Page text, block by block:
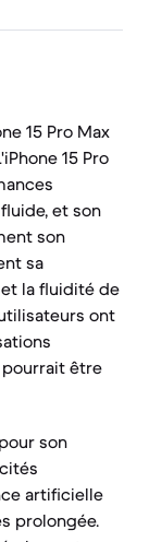
15 Pro Max
15 Pro
et son
son
sa
la fluidité de
ont
être
son
artificielle
prolongée.